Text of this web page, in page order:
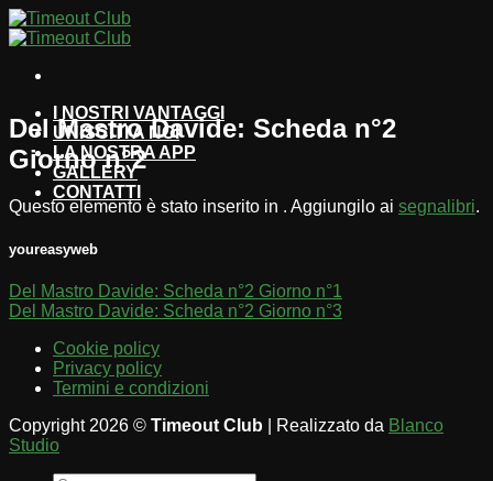
Salta
ai
I NOSTRI VANTAGGI
UNISCITI A NOI
LA NOSTRA APP
GALLERY
CONTATTI
Del Mastro Davide: Scheda n°2
Giorno n°2
Questo elemento è stato inserito in . Aggiungilo ai segnalibri.
youreasyweb
Del Mastro Davide: Scheda n°2 Giorno n°1
Del Mastro Davide: Scheda n°2 Giorno n°3
Cookie policy
Privacy policy
Termini e condizioni
Copyright 2026 © Timeout Club | Realizzato da Blanco
Studio